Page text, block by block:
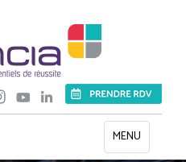
Toggle
navigation
MENU